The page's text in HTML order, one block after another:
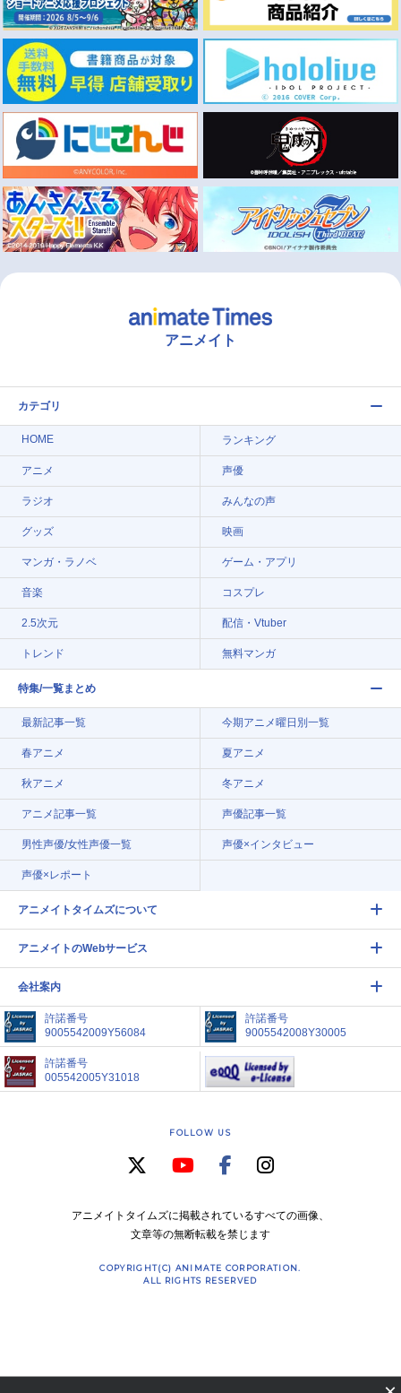
アニメイト
カテゴリ
HOME ランキング
アニメ 声優
ラジオ みんなの声
グッズ 映画
マンガ・ラノベ ゲーム・アプリ
音楽 コスプレ
2.5次元 配信・Vtuber
トレンド 無料マンガ
特集/一覧まとめ
最新記事一覧 今期アニメ曜日別一覧
春アニメ 夏アニメ
秋アニメ 冬アニメ
アニメ記事一覧 声優記事一覧
男性声優/女性声優一覧 声優×インタビュー
声優×レポート
アニメイトタイムズについて
アニメイトのWebサービス
会社案内
許諾番号
9005542009Y56084
許諾番号
9005542008Y30005
許諾番号
005542005Y31018
FOLLOW US
アニメイトタイムズに掲載されているすべての画像、
文章等の無断転載を禁じます
COPYRIGHT(C) ANIMATE CORPORATION.
ALL RIGHTS RESERVED